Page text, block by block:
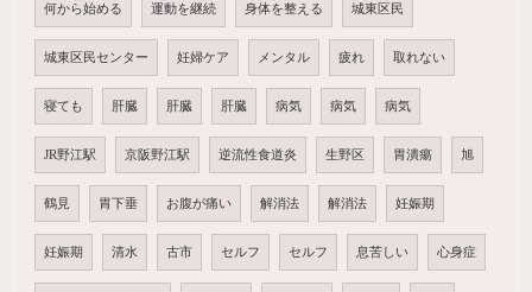
何から始める 運動を継続 身体を整える 城東区民
城東区民センター 妊婦ケア メンタル 疲れ 取れない
寝ても 肝臓 肝臓 肝臓 病気 病気 病気
JR野江駅 京阪野江駅 逆流性食道炎 生野区 胃潰瘍 旭
鶴見 胃下垂 お腹が痛い 解消法 解消法 妊娠期
妊娠期 清水 古市 セルフ セルフ 息苦しい 心身症